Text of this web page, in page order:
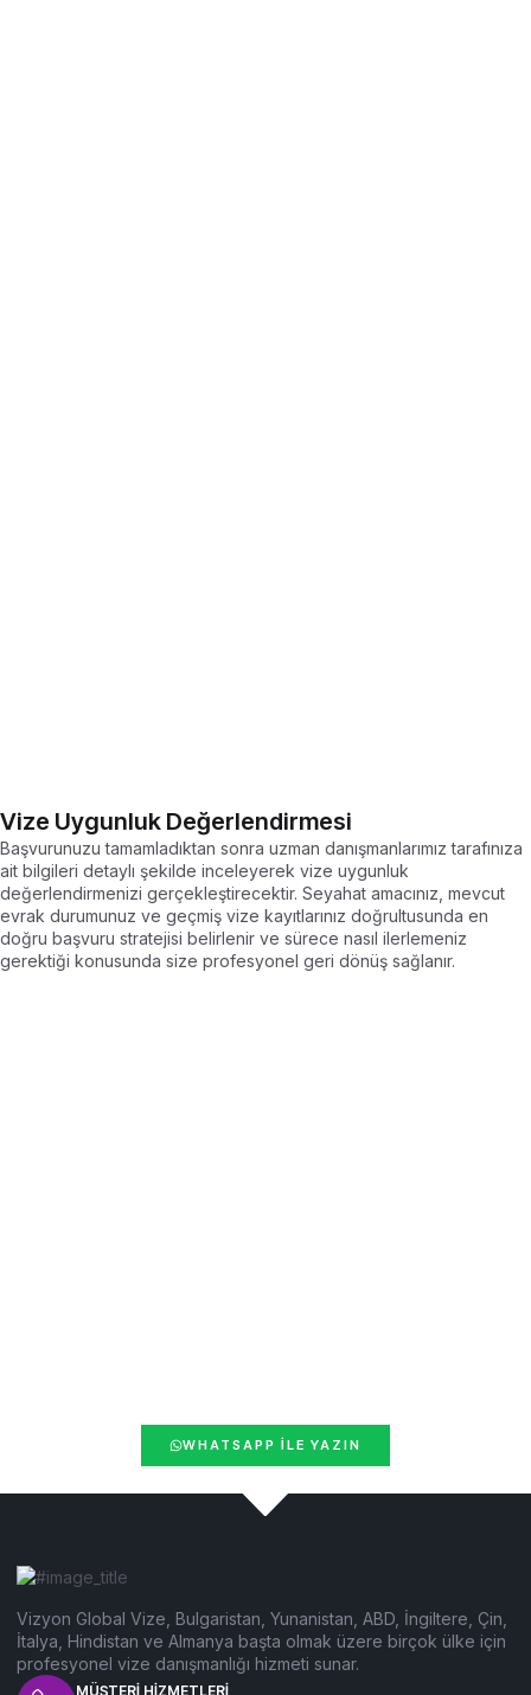
Vize Uygunluk Değerlendirmesi
Başvurunuzu tamamladıktan sonra uzman danışmanlarımız tarafınıza
ait bilgileri detaylı şekilde inceleyerek vize uygunluk
değerlendirmenizi gerçekleştirecektir. Seyahat amacınız, mevcut
evrak durumunuz ve geçmiş vize kayıtlarınız doğrultusunda en
doğru başvuru stratejisi belirlenir ve sürece nasıl ilerlemeniz
gerektiği konusunda size profesyonel geri dönüş sağlanır.
WHATSAPP İLE YAZIN
Vizyon Global Vize, Bulgaristan, Yunanistan, ABD, İngiltere, Çin,
İtalya, Hindistan ve Almanya başta olmak üzere birçok ülke için
profesyonel vize danışmanlığı hizmeti sunar.
MÜŞTERI HIZMETLERI